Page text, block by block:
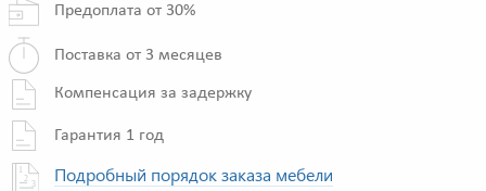
Предоплата от 30%
Поставка от 3 месяцев
Компенсация за задержку
Гарантия 1 год
Подробный порядок заказа мебели